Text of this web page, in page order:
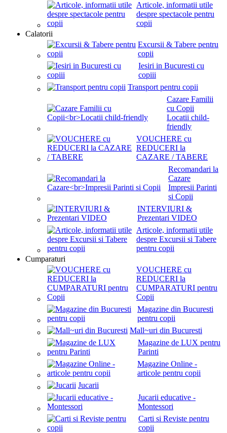
Articole, informatii utile
despre spectacole pentru
copii
Calatorii
Excursii & Tabere pentru
copii
Iesiri in Bucuresti cu
copiii
Transport pentru copii
Cazare Familii
cu Copii
Locatii child-
friendly
VOUCHERE cu
REDUCERI la
CAZARE / TABERE
Recomandari la
Cazare
Impresii Parinti
si Copii
INTERVIURI &
Prezentari VIDEO
Articole, informatii utile
despre Excursii si Tabere
pentru copii
Cumparaturi
VOUCHERE cu
REDUCERI la
CUMPARATURI pentru
Copii
Magazine din Bucuresti
pentru copii
Mall~uri din Bucuresti
Magazine de LUX pentru
Parinti
Magazine Online -
articole pentru copii
Jucarii
Jucarii educative -
Montessori
Carti si Reviste pentru
copii